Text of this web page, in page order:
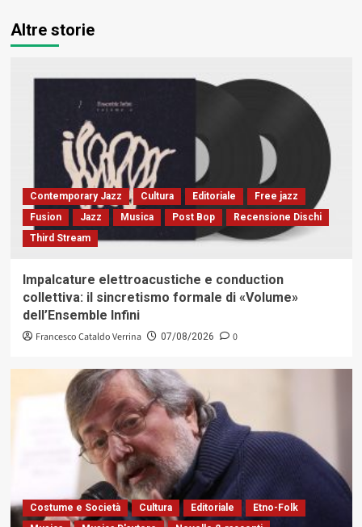
Altre storie
Contemporary Jazz Cultura Editoriale
Free jazz
Fusion
Jazz Musica Post Bop
Recensione Dischi
Third Stream
Impalcature elettroacustiche e conduction
collettiva: il sincretismo formale di «Volume»
dell’Ensemble Infini
Francesco Cataldo Verrina 07/08/2026 0
Costume e Società Cultura Editoriale
Etno-Folk